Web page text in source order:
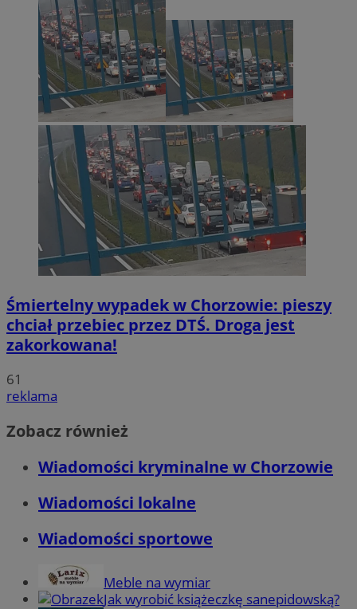
Śmiertelny wypadek w Chorzowie: pieszy
chciał przebiec przez DTŚ. Droga jest
zakorkowana!
61
reklama
Zobacz również
Wiadomości kryminalne w Chorzowie
Wiadomości lokalne
Wiadomości sportowe
Meble na wymiar
Jak wyrobić książeczkę sanepidowską?